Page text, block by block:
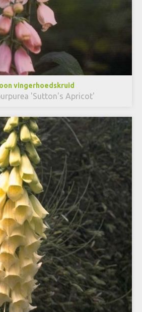
vingerhoedskruid
'Sutton's Apricot'